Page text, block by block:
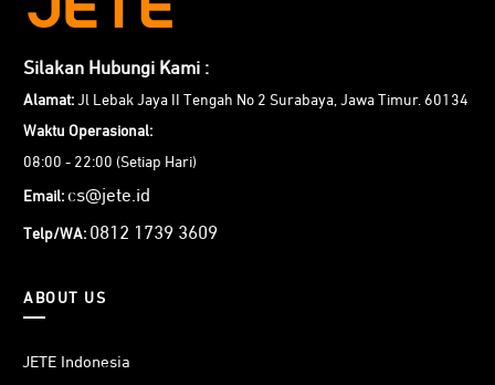
Silakan Hubungi Kami :
Alamat: Jl Lebak Jaya II Tengah No 2 Surabaya, Jawa Timur. 60134
Waktu Operasional:
08:00 - 22:00 (Setiap Hari)
Email: cs@jete.id
Telp/WA: 0812 1739 3609
ABOUT US
JETE Indonesia